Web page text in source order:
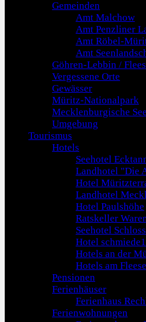
Gemeinden
Amt Malchow
Amt Penzliner
Amt Röbel-
Amt
Göhren-Lebbin /
Vergessene Orte
Gewässer
Müritz-Nationalpark
Mecklenburgische
Umgebung
Tourismus
Hotels
Seehotel
Landhotel "Die
Hotel
Landhotel
Hotel Paulshöhe
Ratskeller
Seehotel
Hotel
Hotels an der
Hotels am
Pensionen
Ferienhäuser
Ferienhaus
Ferienwohnungen